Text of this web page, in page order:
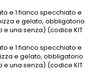
e 1 fianco specchiato e
e gelato, obbligatorio
e una senza) (codice KIT
e 1 fianco specchiato e
e gelato, obbligatorio
e una senza) (codice KIT